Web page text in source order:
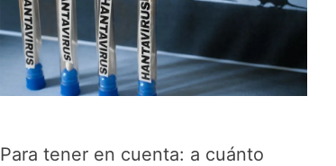
Para tener en cuenta: a cuánto